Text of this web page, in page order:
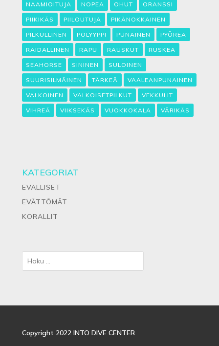
NAAMIOITUJA NOPEA OHUT ORANSSI
PIIKIKÄS PIILOUTUJA PIKÄNOKKAINEN
PILKULLINEN POLYYPPI PUNAINEN PYÖREÄ
RAIDALLINEN RAPU RAUSKUT RUSKEA
SEAHORSE SININEN SULOINEN
SUURISILMÄINEN TÄRKEÄ VAALEANPUNAINEN
VALKOINEN VALKOISETPILKUT VEKKULIT
VIHREÄ VIIKSEKÄS VUOKKOKALA VÄRIKÄS
KATEGORIAT
EVÄLLISET
EVÄTTÖMÄT
KORALLIT
Copyright 2022 INTO DIVE CENTER